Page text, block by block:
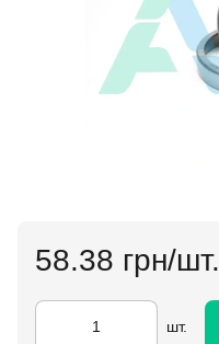
58.38 грн/шт.
шт.